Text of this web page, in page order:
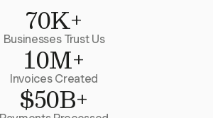
70K+
Businesses Trust Us
10M+
Invoices Created
$50B+